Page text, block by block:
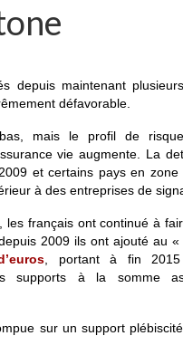
depuis maintenant
défavorable.
mais le profil de
vie augmente. La
et certains pays en zone
à des entreprises de
les français ont continué à
2009 ils ont ajouté au
, portant à fin 2015
supports à la somme
sur un support